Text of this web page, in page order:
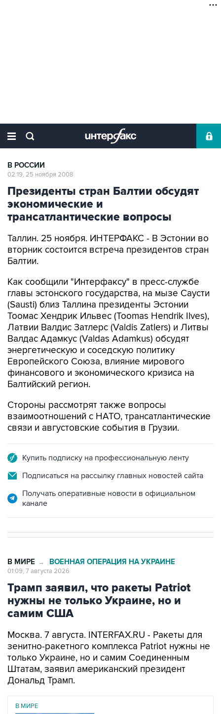
В РОССИИ
02:19, 25 ноября 2008
Президенты стран Балтии обсудят
экономические и
трансатлантические вопросы
Таллин. 25 ноября. ИНТЕРФАКС - В Эстонии во
вторник состоится встреча президентов стран
Балтии.
Как сообщили "Интерфаксу" в пресс-службе
главы эстонского государства, на мызе Саусти
(Sausti) близ Таллина президенты Эстонии
Тоомас Хендрик Ильвес (Toomas Hendrik Ilves),
Латвии Валдис Затлерс (Valdis Zatlers) и Литвы
Валдас Адамкус (Valdas Adamkus) обсудят
энергетическую и соседскую политику
Европейского Союза, влияние мирового
финансового и экономического кризиса на
Балтийский регион.
Стороны рассмотрят также вопросы
взаимоотношений с НАТО, трансатлантические
связи и августовские события в Грузии.
Купить подписку на профессиональную ленту
Подписаться на рассылку главных новостей сайта
Получать оперативные новости в официальном
канале
В МИРЕ → ВОЕННАЯ ОПЕРАЦИЯ НА УКРАИНЕ
01:09, 7 августа 2026
Трамп заявил, что ракеты Patriot
нужны не только Украине, но и
самим США
Москва. 7 августа. INTERFAX.RU - Ракеты для
зенитно-ракетного комплекса Patriot нужны не
только Украине, но и самим Соединенным
Штатам, заявил американский президент
Дональд Трамп.
В МИРЕ